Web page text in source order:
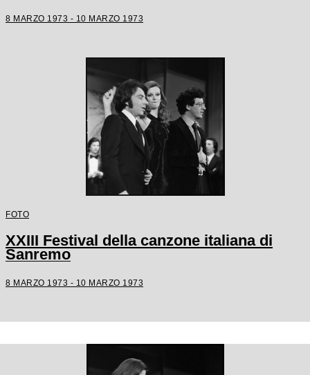
8 MARZO 1973 - 10 MARZO 1973
FOTO
XXIII Festival della canzone italiana di
Sanremo
8 MARZO 1973 - 10 MARZO 1973